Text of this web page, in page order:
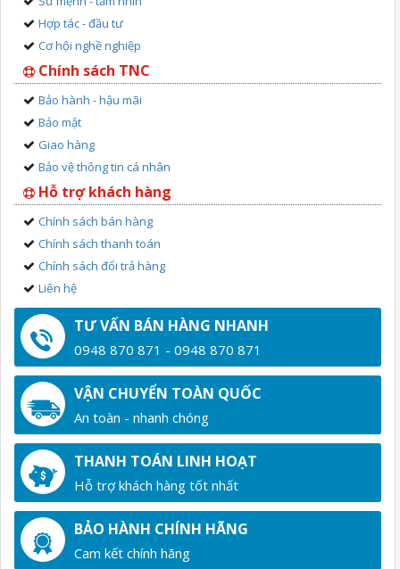
Hợp tác - đầu tư
Cơ hội nghề nghiệp
Chính sách TNC
Bảo hành - hậu mãi
Bảo mật
Giao hàng
Bảo vệ thông tin cá nhân
Hỗ trợ khách hàng
Chính sách bán hàng
Chính sách thanh toán
Chính sách đổi trả hàng
Liên hệ
TƯ VẤN BÁN HÀNG NHANH
0948 870 871 - 0948 870 871
VẬN CHUYỂN TOÀN QUỐC
An toàn - nhanh chóng
THANH TOÁN LINH HOẠT
Hỗ trợ khách hàng tốt nhất
BẢO HÀNH CHÍNH HÃNG
Cam kết chính hãng